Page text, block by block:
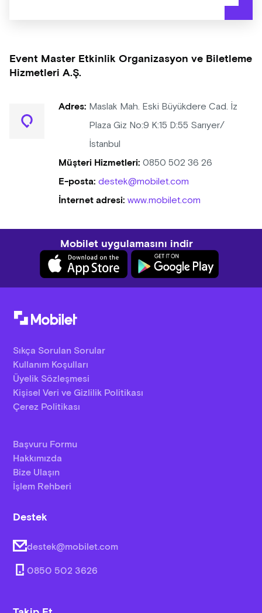
Event Master Etkinlik Organizasyon ve Biletleme
Hizmetleri A.Ş.
Adres: Maslak Mah. Eski Büyükdere Cad. İz
Plaza Giz No:9 K:15 D:55 Sarıyer/
İstanbul
Müşteri Hizmetleri: 0850 502 36 26
E-posta: destek@mobilet.com
İnternet adresi: www.mobilet.com
Mobilet uygulamasını indir
Sıkça Sorulan Sorular
Kullanım Koşulları
Üyelik Sözleşmesi
Kişisel Veri ve Gizlilik Politikası
Çerez Politikası
Başvuru Formu
Hakkımızda
Bize Ulaşın
İşlem Rehberi
Destek
destek@mobilet.com
0850 502 3626